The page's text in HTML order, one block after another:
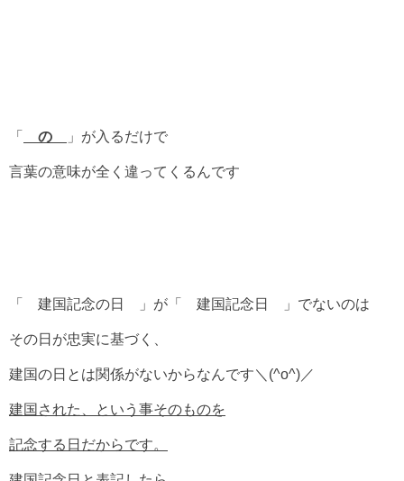
「 の 」が入るだけで
言葉の意味が全く違ってくるんです
「 建国記念の日 」が「 建国記念日 」でないのは
その日が忠実に基づく、
建国の日とは関係がないからなんです＼(^o^)／
建国された、という事そのものを
記念する日だからです。